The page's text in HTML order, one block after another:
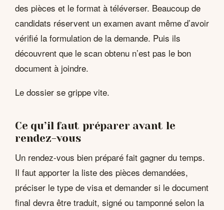
des pièces et le format à téléverser. Beaucoup de
candidats réservent un examen avant même d’avoir
vérifié la formulation de la demande. Puis ils
découvrent que le scan obtenu n’est pas le bon
document à joindre.
Le dossier se grippe vite.
Ce qu’il faut préparer avant le
rendez-vous
Un rendez-vous bien préparé fait gagner du temps.
Il faut apporter la liste des pièces demandées,
préciser le type de visa et demander si le document
final devra être traduit, signé ou tamponné selon la